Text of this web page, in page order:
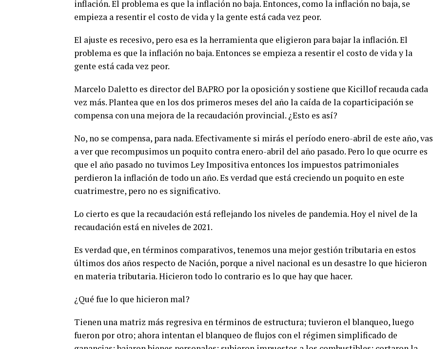
inflación. El problema es que la inflación no baja. Entonces, como la inflación no baja, se
empieza a resentir el costo de vida y la gente está cada vez peor.
El ajuste es recesivo, pero esa es la herramienta que eligieron para bajar la inflación. El
problema es que la inflación no baja. Entonces se empieza a resentir el costo de vida y la
gente está cada vez peor.
Marcelo Daletto es director del BAPRO por la oposición y sostiene que Kicillof recauda cada
vez más. Plantea que en los dos primeros meses del año la caída de la coparticipación se
compensa con una mejora de la recaudación provincial. ¿Esto es así?
No, no se compensa, para nada. Efectivamente si mirás el período enero-abril de este año, vas
a ver que recompusimos un poquito contra enero-abril del año pasado. Pero lo que ocurre es
que el año pasado no tuvimos Ley Impositiva entonces los impuestos patrimoniales
perdieron la inflación de todo un año. Es verdad que está creciendo un poquito en este
cuatrimestre, pero no es significativo.
Lo cierto es que la recaudación está reflejando los niveles de pandemia. Hoy el nivel de la
recaudación está en niveles de 2021.
Es verdad que, en términos comparativos, tenemos una mejor gestión tributaria en estos
últimos dos años respecto de Nación, porque a nivel nacional es un desastre lo que hicieron
en materia tributaria. Hicieron todo lo contrario es lo que hay que hacer.
¿Qué fue lo que hicieron mal?
Tienen una matriz más regresiva en términos de estructura; tuvieron el blanqueo, luego
fueron por otro; ahora intentan el blanqueo de flujos con el régimen simplificado de